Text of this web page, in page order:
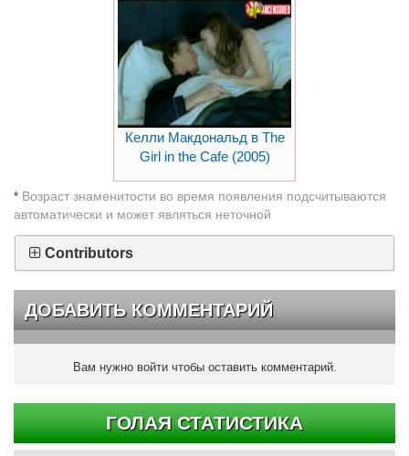
Келли Макдональд в The
Girl in the Cafe (2005)
* Возраст знаменитости во время появления подсчитываются
автоматически и может являться неточной
Contributors
ДОБАВИТЬ КОММЕНТАРИЙ
Вам нужно войти чтобы оставить комментарий.
ГОЛАЯ СТАТИСТИКА